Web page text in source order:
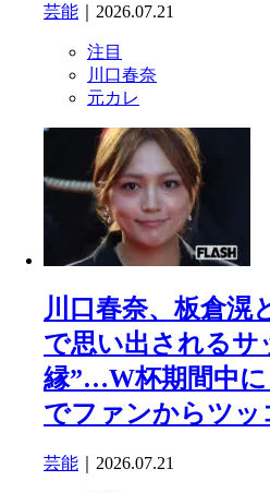
芸能 ｜2026.07.21
注目
川口春奈
元カレ
川口春奈、板倉滉
で思い出されるサ
縁”…W杯期間中
でファンからツッ
芸能 ｜2026.07.21